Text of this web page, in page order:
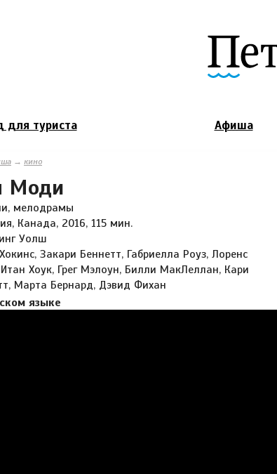
для туриста Афиша
→ кино
Моди
мелодрамы
Канада, 2016, 115 мин.
Уолш
Закари Беннетт, Габриелла Роуз, Лоренс
Хоук, Грег Мэлоун, Билли МакЛеллан, Кари
Марта Бернард, Дэвид Фихан
языке